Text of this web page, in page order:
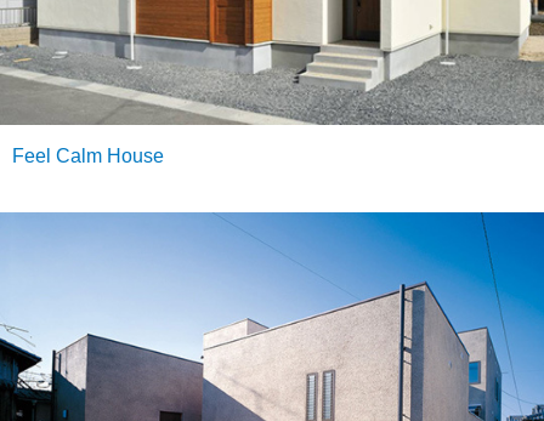
Feel Calm House